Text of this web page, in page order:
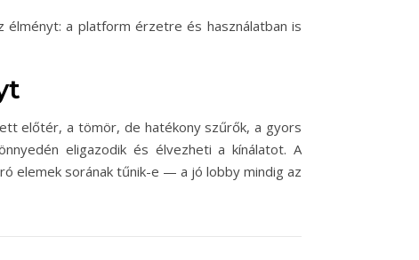
élményt: a platform érzetre és használatban is
előtér, a tömör, de hatékony szűrők, a gyors
eligazodik és élvezheti a kínálatot. A
elemek sorának tűnik-e — a jó lobby mindig az